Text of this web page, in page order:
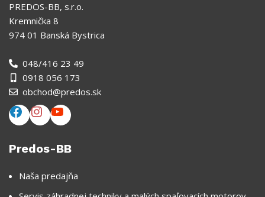
PREDOS-BB, s.r.o.
Kremnička 8
974 01 Banská Bystrica
048/416 23 49
0918 056 173
obchod@predos.sk
Predos-BB
Naša predajňa